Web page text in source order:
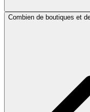
Combien de boutiques et